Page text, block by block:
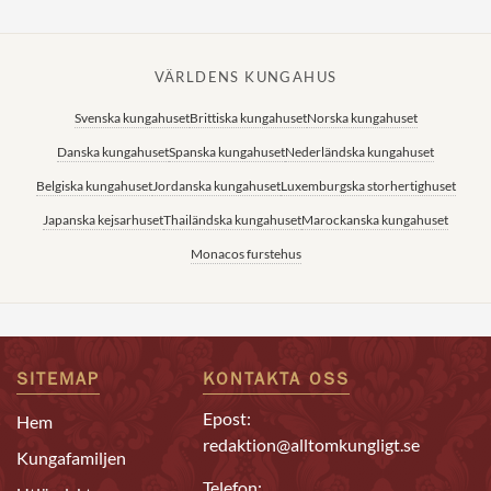
VÄRLDENS KUNGAHUS
Svenska kungahusetBrittiska kungahusetNorska kungahuset
Danska kungahusetSpanska kungahusetNederländska kungahuset
Belgiska kungahusetJordanska kungahusetLuxemburgska storhertighuset
Japanska kejsarhusetThailändska kungahusetMarockanska kungahuset
Monacos furstehus
SITEMAP
Hem
Kungafamiljen
KONTAKTA OSS
Epost:
redaktion@alltomkungligt.se